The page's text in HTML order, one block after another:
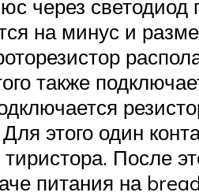
через светодиод
на минус и
также
этого один
После
питания на